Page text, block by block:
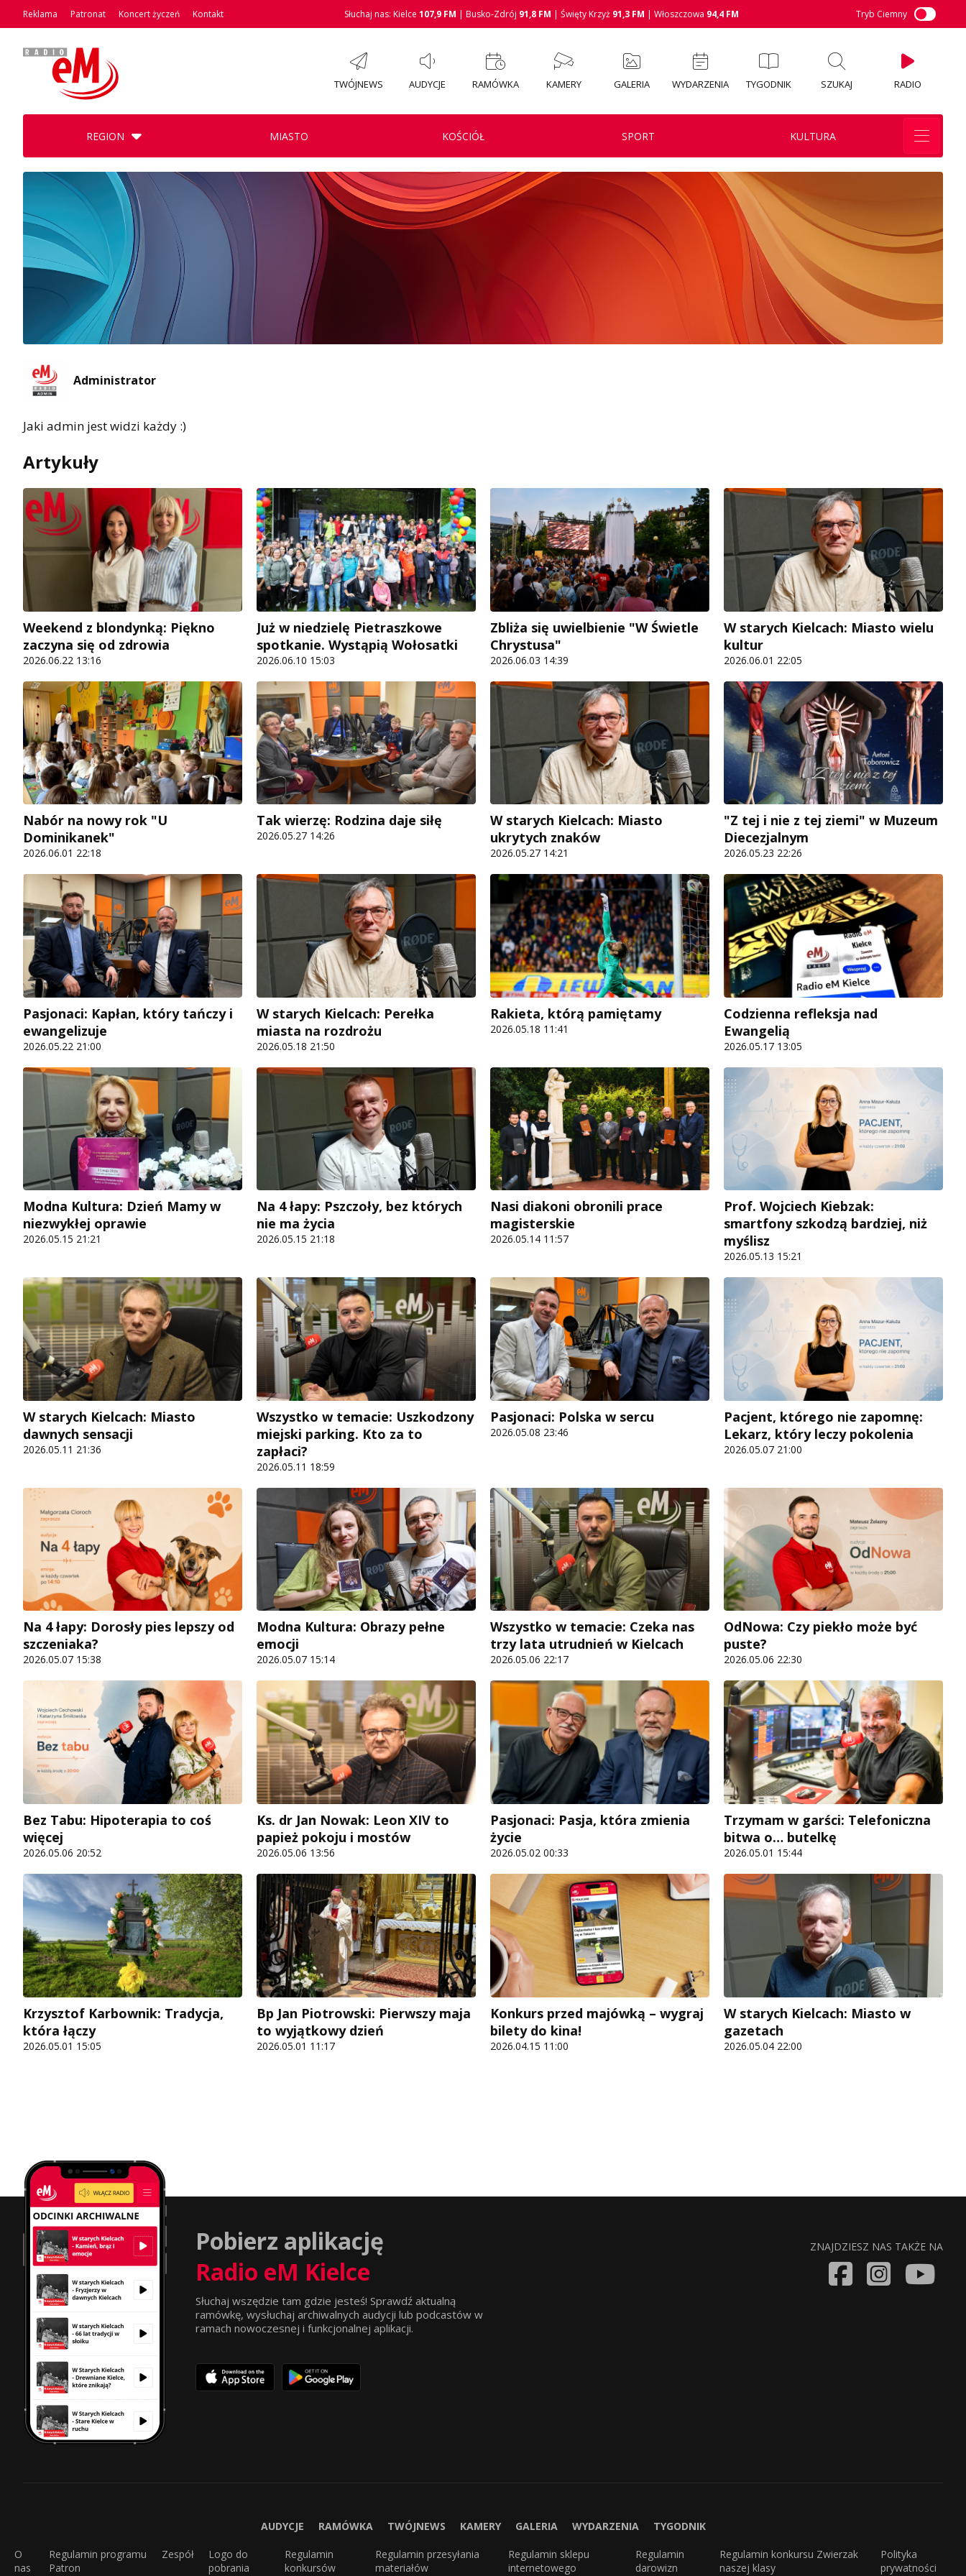
Reklama Patronat Koncert życzeń Kontakt Słuchaj nas: Kielce 107,9 FM | Busko-Zdrój 91,8 FM | Święty Krzyż 91,3 FM | Włoszczowa 94,4 FM Tryb Ciemny
TWÓJNEWS AUDYCJE RAMÓWKA KAMERY GALERIA WYDARZENIA TYGODNIK SZUKAJ RADIO
REGION MIASTO KOŚCIÓŁ SPORT KULTURA
Administrator
Jaki admin jest widzi każdy :)
Artykuły
Weekend z blondynką: Piękno
zaczyna się od zdrowia
2026.06.22 13:16
Już w niedzielę Pietraszkowe
spotkanie. Wystąpią Wołosatki
2026.06.10 15:03
Zbliża się uwielbienie "W Świetle
Chrystusa"
2026.06.03 14:39
W starych Kielcach: Miasto wielu
kultur
2026.06.01 22:05
Nabór na nowy rok "U
Dominikanek"
2026.06.01 22:18
Tak wierzę: Rodzina daje siłę
2026.05.27 14:26
W starych Kielcach: Miasto
ukrytych znaków
2026.05.27 14:21
"Z tej i nie z tej ziemi" w Muzeum
Diecezjalnym
2026.05.23 22:26
Pasjonaci: Kapłan, który tańczy i
ewangelizuje
2026.05.22 21:00
W starych Kielcach: Perełka
miasta na rozdrożu
2026.05.18 21:50
Rakieta, którą pamiętamy
2026.05.18 11:41
Codzienna refleksja nad
Ewangelią
2026.05.17 13:05
Modna Kultura: Dzień Mamy w
niezwykłej oprawie
2026.05.15 21:21
Na 4 łapy: Pszczoły, bez których
nie ma życia
2026.05.15 21:18
Nasi diakoni obronili prace
magisterskie
2026.05.14 11:57
Prof. Wojciech Kiebzak:
smartfony szkodzą bardziej, niż
myślisz
2026.05.13 15:21
W starych Kielcach: Miasto
dawnych sensacji
2026.05.11 21:36
Wszystko w temacie: Uszkodzony
miejski parking. Kto za to
zapłaci?
2026.05.11 18:59
Pasjonaci: Polska w sercu
2026.05.08 23:46
Pacjent, którego nie zapomnę:
Lekarz, który leczy pokolenia
2026.05.07 21:00
Na 4 łapy: Dorosły pies lepszy od
szczeniaka?
2026.05.07 15:38
Modna Kultura: Obrazy pełne
emocji
2026.05.07 15:14
Wszystko w temacie: Czeka nas
trzy lata utrudnień w Kielcach
2026.05.06 22:17
OdNowa: Czy piekło może być
puste?
2026.05.06 22:30
Bez Tabu: Hipoterapia to coś
więcej
2026.05.06 20:52
Ks. dr Jan Nowak: Leon XIV to
papież pokoju i mostów
2026.05.06 13:56
Pasjonaci: Pasja, która zmienia
życie
2026.05.02 00:33
Trzymam w garści: Telefoniczna
bitwa o… butelkę
2026.05.01 15:44
Krzysztof Karbownik: Tradycja,
która łączy
2026.05.01 15:05
Bp Jan Piotrowski: Pierwszy maja
to wyjątkowy dzień
2026.05.01 11:17
Konkurs przed majówką – wygraj
bilety do kina!
2026.04.15 11:00
W starych Kielcach: Miasto w
gazetach
2026.05.04 22:00
Pobierz aplikację
Radio eM Kielce
Słuchaj wszędzie tam gdzie jesteś! Sprawdź aktualną
ramówkę, wysłuchaj archiwalnych audycji lub podcastów w
ramach nowoczesnej i funkcjonalnej aplikacji.
ZNAJDZIESZ NAS TAKŻE NA
AUDYCJE RAMÓWKA TWÓJNEWS KAMERY GALERIA WYDARZENIA TYGODNIK
O
nas
Regulamin programu
Patron
Zespół
Logo do
pobrania
Regulamin
konkursów
Regulamin przesyłania
materiałów
Regulamin sklepu
internetowego
Regulamin
darowizn
Regulamin konkursu Zwierzak
naszej klasy
Polityka
prywatności